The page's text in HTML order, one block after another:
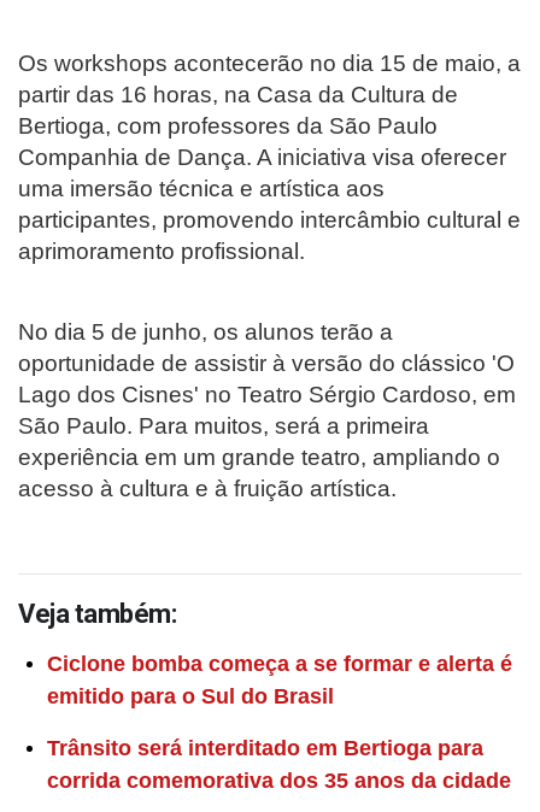
Os workshops acontecerão no dia 15 de maio, a
partir das 16 horas, na Casa da Cultura de
Bertioga, com professores da São Paulo
Companhia de Dança. A iniciativa visa oferecer
uma imersão técnica e artística aos
participantes, promovendo intercâmbio cultural e
aprimoramento profissional.
No dia 5 de junho, os alunos terão a
oportunidade de assistir à versão do clássico 'O
Lago dos Cisnes' no Teatro Sérgio Cardoso, em
São Paulo. Para muitos, será a primeira
experiência em um grande teatro, ampliando o
acesso à cultura e à fruição artística.
Veja também:
Ciclone bomba começa a se formar e alerta é
emitido para o Sul do Brasil
Trânsito será interditado em Bertioga para
corrida comemorativa dos 35 anos da cidade